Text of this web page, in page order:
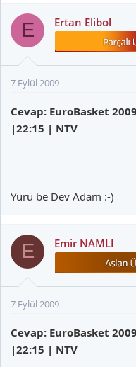
E Ertan Elibol
7 Eylül 2009
Cevap: EuroBasket
|22:15 | NTV
Yürü be Dev Adam :-)
E Emir NAMLI
7 Eylül 2009
Cevap: EuroBasket
|22:15 | NTV